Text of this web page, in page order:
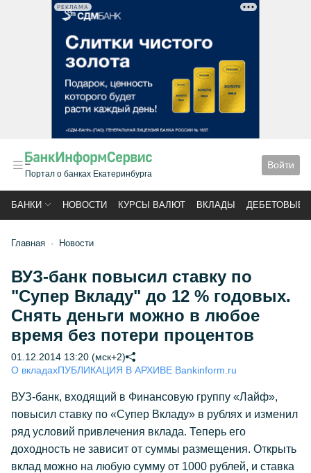
РЕКЛАМА
Портал о банках Екатеринбурга
Войти
БАНКИ НОВОСТИ КУРСЫ ВАЛЮТ ВКЛАДЫ ДЕБЕТОВЫЕ
Главная Новости
ВУЗ-банк повысил ставку по
"Супер Вкладу" до 12 % годовых.
Снять деньги можно в любое
время без потери процентов
01.12.2014 13:20 (мск+2)
О вкладахПУБЛИКАЦИЯ В АРХИВЕ Bankinform.ru
ВУЗ-банк, входящий в Финансовую группу «Лайф»,
повысил ставку по «Супер Вкладу» в рублях и изменил
ряд условий привлечения вклада. Теперь его
доходность не зависит от суммы размещения. Открыть
вклад можно на любую сумму от 1000 рублей, и ставка